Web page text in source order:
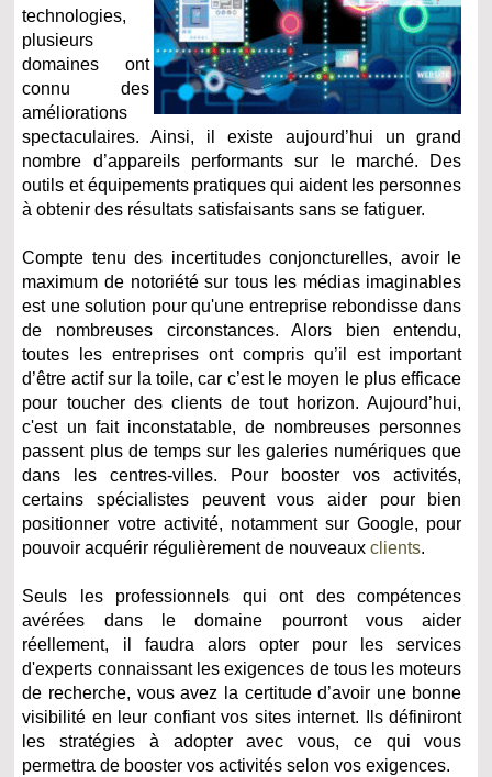
technologies,
plusieurs
domaines ont
connu des
améliorations
spectaculaires. Ainsi, il existe aujourd’hui un grand
nombre d’appareils performants sur le marché. Des
outils et équipements pratiques qui aident les personnes
à obtenir des résultats satisfaisants sans se fatiguer.
Compte tenu des incertitudes conjoncturelles, avoir le
maximum de notoriété sur tous les médias imaginables
est une solution pour qu'une entreprise rebondisse dans
de nombreuses circonstances. Alors bien entendu,
toutes les entreprises ont compris qu’il est important
d’être actif sur la toile, car c’est le moyen le plus efficace
pour toucher des clients de tout horizon. Aujourd’hui,
c'est un fait inconstatable, de nombreuses personnes
passent plus de temps sur les galeries numériques que
dans les centres-villes. Pour booster vos activités,
certains spécialistes peuvent vous aider pour bien
positionner votre activité, notamment sur Google, pour
pouvoir acquérir régulièrement de nouveauxclients.
Seuls les professionnels qui ont des compétences
avérées dans le domaine pourront vous aider
réellement, il faudra alors opter pour les services
d'experts connaissant les exigences de tous les moteurs
de recherche, vous avez la certitude d’avoir une bonne
visibilité en leur confiant vos sites internet. Ils définiront
les stratégies à adopter avec vous, ce qui vous
permettra de booster vos activités selon vos exigences.